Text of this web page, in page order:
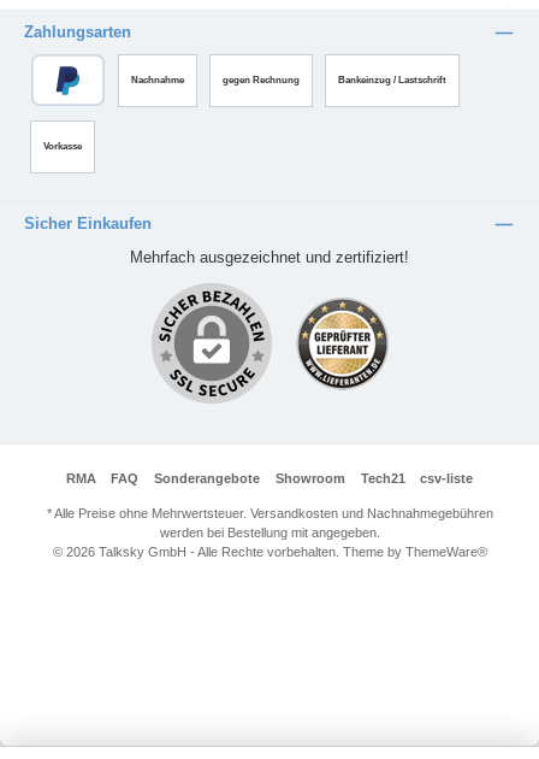
Zahlungsarten
Nachnahme gegen Rechnung Bankeinzug / Lastschrift
Vorkasse
Sicher Einkaufen
Mehrfach ausgezeichnet und zertifiziert!
RMA FAQ Sonderangebote Showroom Tech21 csv-liste
* Alle Preise ohne Mehrwertsteuer. Versandkosten und Nachnahmegebühren
werden bei Bestellung mit angegeben.
© 2026 Talksky GmbH - Alle Rechte vorbehalten. Theme by ThemeWare®